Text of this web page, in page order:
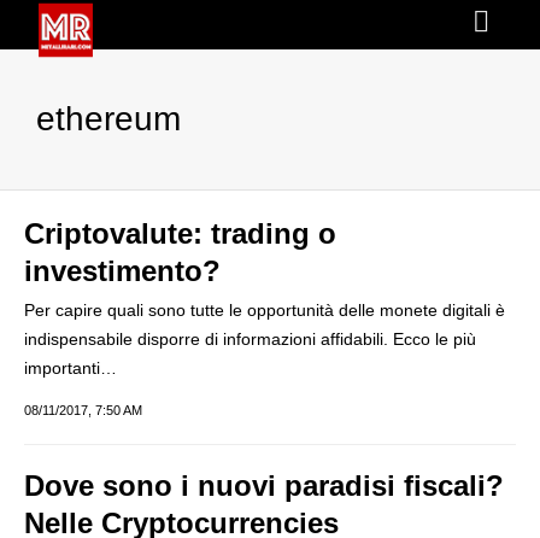
ethereum
Criptovalute: trading o
investimento?
Per capire quali sono tutte le opportunità delle monete digitali è
indispensabile disporre di informazioni affidabili. Ecco le più
importanti…
08/11/2017, 7:50 AM
Dove sono i nuovi paradisi fiscali?
Nelle Cryptocurrencies